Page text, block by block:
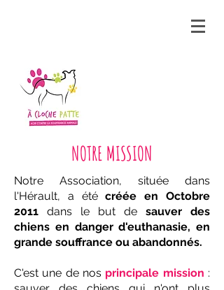
NOTRE MISSION
Notre Association, située dans
l'Hérault, a étécréée en Octobre
2011 dans le but de sauver des
chiens en danger d'euthanasie, en
grande souffrance ou abandonnés.
C'est une de nos principale mission :